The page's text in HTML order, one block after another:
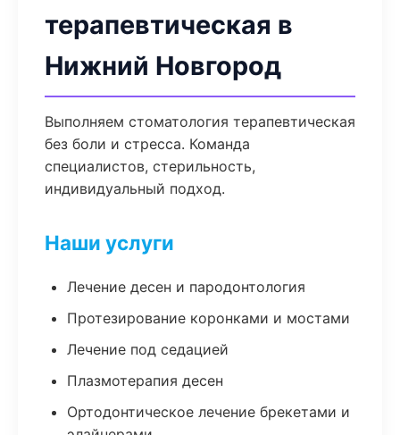
терапевтическая в
Нижний Новгород
Выполняем стоматология терапевтическая
без боли и стресса. Команда
специалистов, стерильность,
индивидуальный подход.
Наши услуги
Лечение десен и пародонтология
Протезирование коронками и мостами
Лечение под седацией
Плазмотерапия десен
Ортодонтическое лечение брекетами и